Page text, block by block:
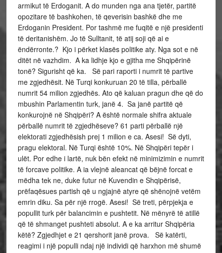
armikut të Erdoganit. A do munden nga ana tjetër, partitë
opozitare të bashkohen, të qeverisin bashkë dhe me
Erdoganin President. Por tashmë me fuqitë e një presidenti
të deritanishëm. Jo të Sulltanit, të atij soji që ai e
ëndërronte.? Kjo i përket klasës politike aty. Nga sot e në
ditët në vazhdim. A ka lidhje kjo e gjitha me Shqipërinë
tonë? Sigurisht që ka. Së pari raporti i numrit të partive
me zgjedhësit. Në Turqi konkuruan 20 të tilla, përballë
numrit 54 milion zgjedhës. Ato që kaluan pragun dhe që do
mbushin Parlamentin turk, janë 4. Sa janë partitë që
konkurojnë në Shqipëri? A është normale shifra aktuale
përballë numrit të zgjedhëseve? 61 parti përballë një
elektorati zgjedhësish prej 1 milion e ca. Asesi! Së dyti,
pragu elektoral. Në Turqi është 10%. Në Shqipëri tepër i
ulët. Por edhe i lartë, nuk bën efekt në minimizimin e numrit
të forcave politike. A ia vlejnë aleancat që bëjnë forcat e
mëdha tek ne, duke futur në Kuvendin e Shqipërisë,
prëfaqësues partish që u ngjajnë atyre që shënojnë vetëm
emrin diku. Sa për një rrogë. Asesi! Së treti, përpjekja e
popullit turk për balancimin e pushtetit. Në mënyrë të atillë
që të shmanget pushteti absolut. A e ka arritur Shqipëria
këtë? Zgjedhjet e 21 qershorit janë prova. Së katërti,
reagimi i një populli ndaj një individi që harxhon më shumë